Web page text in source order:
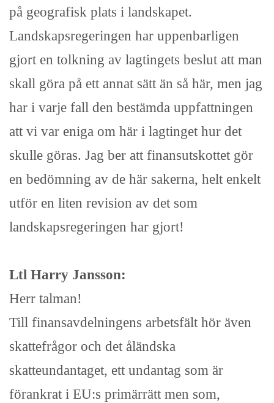
på geografisk plats i landskapet.
Landskapsregeringen har uppenbarligen
gjort en tolkning av lagtingets beslut att man
skall göra på ett annat sätt än så här, men jag
har i varje fall den bestämda uppfattningen
att vi var eniga om här i lagtinget hur det
skulle göras. Jag ber att finansutskottet gör
en bedömning av de här sakerna, helt enkelt
utför en liten revision av det som
landskapsregeringen har gjort!
Ltl Harry Jansson:
Herr talman!
Till finansavdelningens arbetsfält hör även
skattefrågor och det åländska
skatteundantaget, ett undantag som är
förankrat i EU:s primärrätt men som,